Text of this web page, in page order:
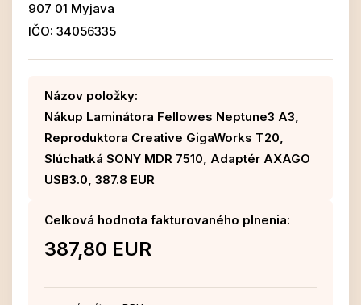
907 01 Myjava
IČO: 34056335
Názov položky:
Nákup Laminátora Fellowes Neptune3 A3,
Reproduktora Creative GigaWorks T20,
Slúchatká SONY MDR 7510, Adaptér AXAGO
USB3.0, 387.8 EUR
Celková hodnota fakturovaného plnenia:
387,80 EUR